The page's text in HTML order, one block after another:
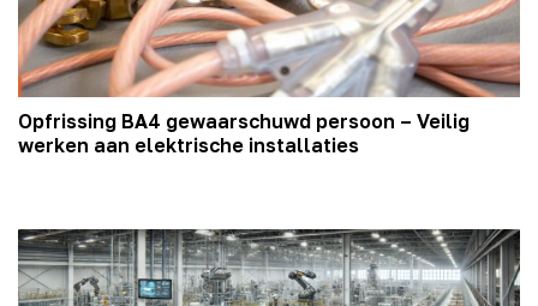
Opfrissing BA4 gewaarschuwd persoon – Veilig
werken aan elektrische installaties